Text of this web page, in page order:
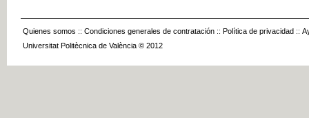
Quienes somos :: Condiciones generales de contratación :: Política de privacidad ::
Universitat Politècnica de València © 2012